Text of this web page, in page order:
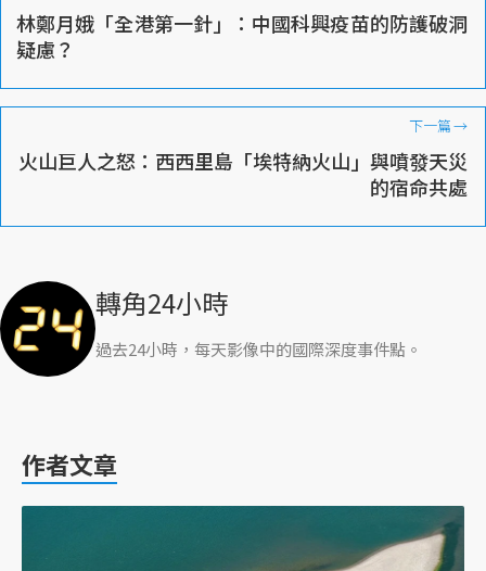
林鄭月娥「全港第一針」：中國科興疫苗的防護破洞
疑慮？
下一篇→
火山巨人之怒：西西里島「埃特納火山」與噴發天災
的宿命共處
轉角24小時
過去24小時，每天影像中的國際深度事件點。
作者文章